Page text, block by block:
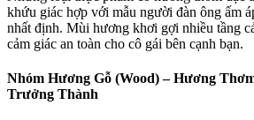
khứu giác hợp với mẫu người đàn ông ấm
nhất định. Mùi hương khơi gợi nhiều tầng
cảm giác an toàn cho cô gái bên cạnh bạn.
Nhóm Hương Gỗ (Wood) – Hương
Trưởng Thành